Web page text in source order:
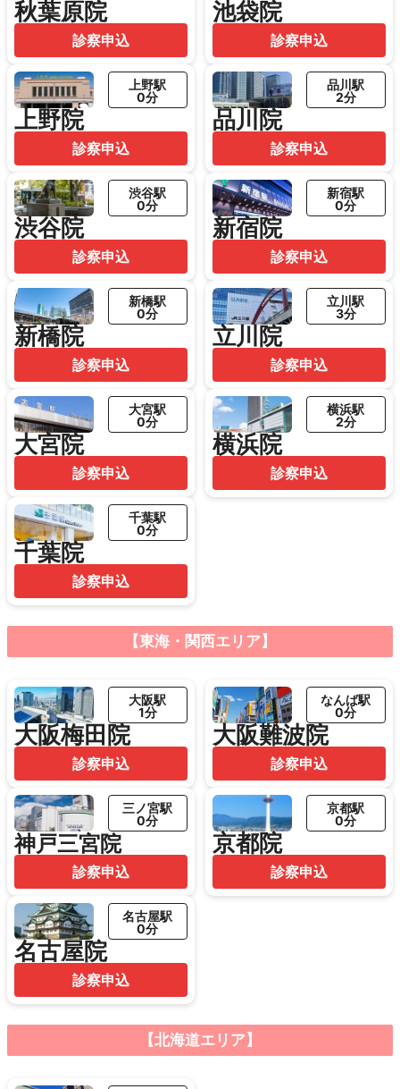
秋葉原院
診察申込
池袋院
診察申込
上野院
上野駅
0分
診察申込
品川院
品川駅
2分
診察申込
渋谷院
渋谷駅
0分
診察申込
新宿院
新宿駅
0分
診察申込
新橋院
新橋駅
0分
診察申込
立川院
立川駅
3分
診察申込
大宮院
大宮駅
0分
診察申込
横浜院
横浜駅
2分
診察申込
千葉院
千葉駅
0分
診察申込
【東海・関西エリア】
大阪梅田院
大阪駅
1分
診察申込
大阪難波院
なんば駅
0分
診察申込
神戸三宮院
三ノ宮駅
0分
診察申込
京都院
京都駅
0分
診察申込
名古屋院
名古屋駅
0分
診察申込
【北海道エリア】